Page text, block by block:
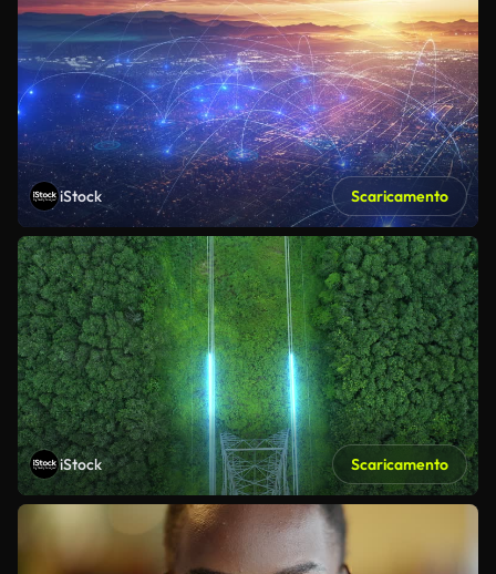
iStock Scaricamento
iStock Scaricamento